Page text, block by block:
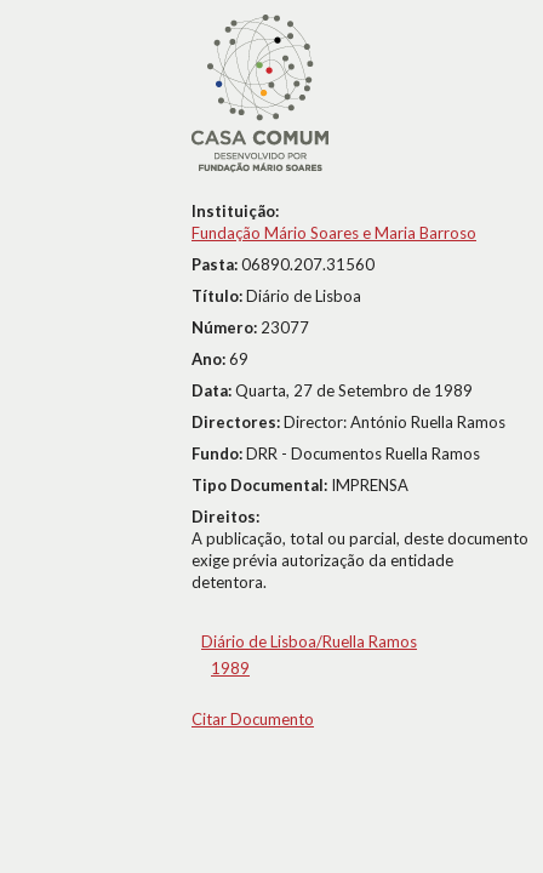
Instituição:
Fundação Mário Soares e Maria Barroso
Pasta:06890.207.31560
Título:Diário de Lisboa
Número: 23077
Ano:69
Data:Quarta, 27 de Setembro de 1989
Directores:Director: António Ruella Ramos
Fundo:DRR - Documentos Ruella Ramos
Tipo Documental: IMPRENSA
Direitos:
A publicação, total ou parcial, deste documento
exige prévia autorização da entidade
detentora.
Diário de Lisboa/Ruella Ramos
1989
Citar Documento